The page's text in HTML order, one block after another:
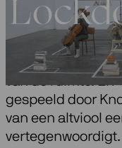
‘Satellites’,
het Kronos
snaartechnieken
geïnspireerd op
van de ruimte. En
gespeeld door
van een altviool
vertegenwoordigt.